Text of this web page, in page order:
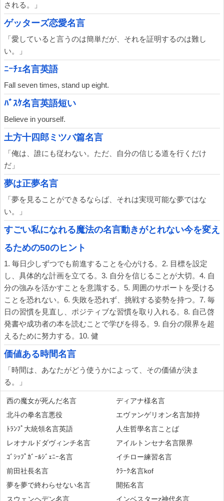
される。」
ゲッターズ恋愛名言
「愛していると言うのは簡単だが、それを証明するのは難し
い。」
ﾆｰﾁｪ名言英語
Fall seven times, stand up eight.
ﾊﾞｽｹ名言英語短い
Believe in yourself.
土方十四郎ミツバ篇名言
「俺は、誰にも従わない。ただ、自分の信じる道を行くだけ
だ」
夢は正夢名言
「夢を見ることができるならば、それは実現可能な夢ではな
い。」
すごい私になれる魔法の名言動きがとれない今を変え
るための50のヒント
1. 毎日少しずつでも前進することを心がける。2. 目標を設定
し、具体的な計画を立てる。3. 自分を信じることが大切。4. 自
分の強みを活かすことを意識する。5. 周囲のサポートを受ける
ことを恐れない。6. 失敗を恐れず、挑戦する姿勢を持つ。7. 毎
日の習慣を見直し、ポジティブな習慣を取り入れる。8. 自己啓
発書や成功者の本を読むことで学びを得る。9. 自分の限界を超
えるために努力する。10. 健
価値ある時間名言
「時間は、あなたがどう使うかによって、その価値が決ま
る。」
西の魔女が死んだ名言
北斗の拳名言悪役
ﾄﾗﾝﾌﾟ大統領名言英語
レオナルドダヴィンチ名言
ｺﾞｼｯﾌﾟｶﾞｰﾙｼﾞｪﾆｰ名言
前田社長名言
夢を夢で終わらせない名言
スウェンヘデン名言
ディアナ様名言
エヴァンゲリオン名言加持
人生哲學名言ことば
アイルトンセナ名言限界
イチロー練習名言
ｸﾗｰｸ名言kof
開拓名言
インベスターz神代名言